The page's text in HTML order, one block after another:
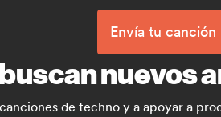
Envía tu canción
nuevos
de techno y a apoyar a